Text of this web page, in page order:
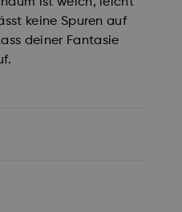
keine Spuren auf
deiner Fantasie